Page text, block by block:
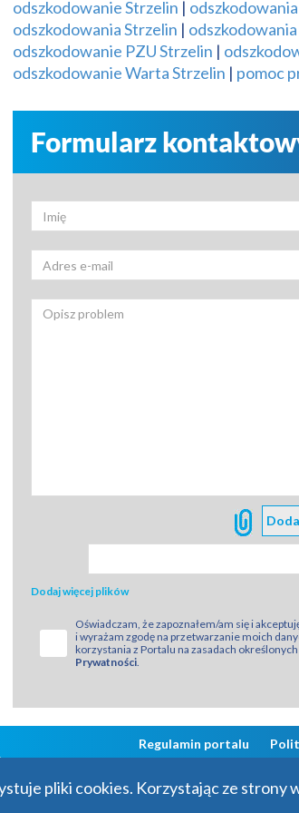
odszkodowanie Strzelin |
odszkodowania Strzelin |
odszkodowanie PZU Strzelin |
odszkodowanie Warta Strzelin | pomoc
Formularz
Dodaj więcej plików
Oświadczam, że zapoznałem/am się i
i wyrażam zgodę na przetwarzanie moich
korzystania z Portalu na zasadach
Prywatności.
Regulamin portalu
pliki cookies. Korzystając ze strony